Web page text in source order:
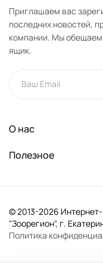
Приглашаем вас
последних новостей,
компании. Мы обещаем
ящик.
О нас
Полезное
© 2013-2026
"Зоорегион", г.
Политика